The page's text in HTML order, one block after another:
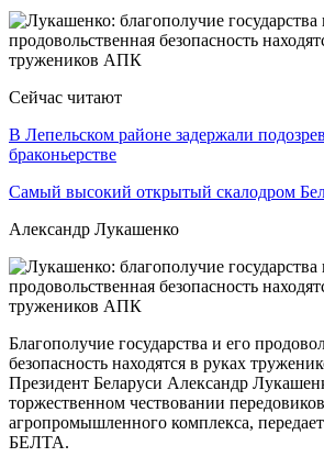
Сейчас читают
В Лепельском районе задержали
браконьерстве
Самый высокий открытый скалодром
Александр Лукашенко
Благополучие государства и его
безопасность находятся в руках
Президент Беларуси Александр
торжественном чествовании передовиков
агропромышленного комплекса,
БЕЛТА.